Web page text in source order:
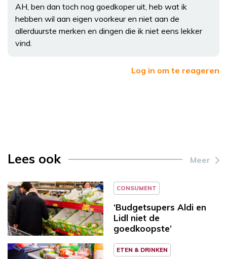
AH, ben dan toch nog goedkoper uit, heb wat ik
hebben wil aan eigen voorkeur en niet aan de
allerduurste merken en dingen die ik niet eens lekker
vind.
Log in om te reageren
Lees ook Meer
CONSUMENT
‘Budgetsupers Aldi en
Lidl niet de
goedkoopste’
ETEN & DRINKEN